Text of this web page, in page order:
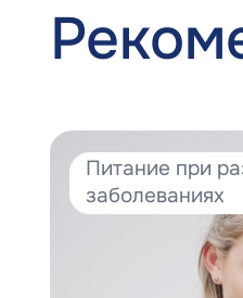
Питание при
заболеваниях